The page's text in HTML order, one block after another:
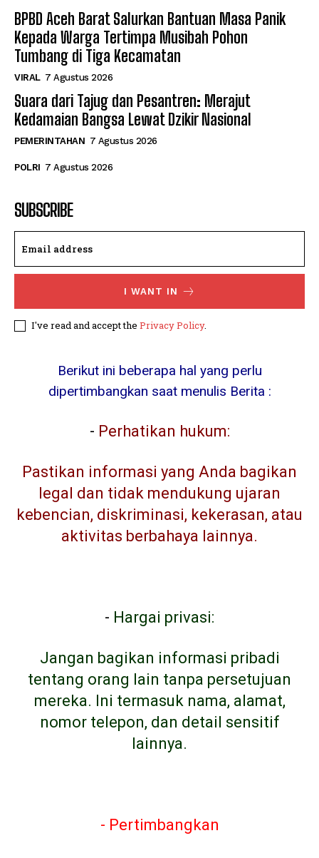
BPBD Aceh Barat Salurkan Bantuan Masa Panik
Kepada Warga Tertimpa Musibah Pohon
Tumbang di Tiga Kecamatan
VIRAL 7 Agustus 2026
Suara dari Tajug dan Pesantren: Merajut
Kedamaian Bangsa Lewat Dzikir Nasional
PEMERINTAHAN 7 Agustus 2026
POLRI 7 Agustus 2026
SUBSCRIBE
I WANT IN
I've read and accept the Privacy Policy.
Berikut ini beberapa hal yang perlu
dipertimbangkan saat menulis Berita :
- Perhatikan hukum:
Pastikan informasi yang Anda bagikan
legal dan tidak mendukung ujaran
kebencian, diskriminasi, kekerasan, atau
aktivitas berbahaya lainnya.
- Hargai privasi:
Jangan bagikan informasi pribadi
tentang orang lain tanpa persetujuan
mereka. Ini termasuk nama, alamat,
nomor telepon, dan detail sensitif
lainnya.
- Pertimbangkan